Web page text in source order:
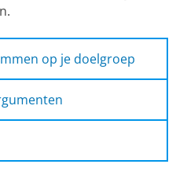
op je doelgroep
te overtuigen, is het
geeft die
maar om wat de ander
te raken. Zie ook:
duidelijk te
verwoordt of